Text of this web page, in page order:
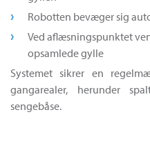
Robotten bevæger sig
Ved aflæsningspunktet
opsamlede gylle
Systemet sikrer en
gangarealer, herunder
sengebåse.